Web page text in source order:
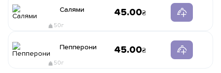
Салями
50г
45.00
Пепперони
50г
45.00